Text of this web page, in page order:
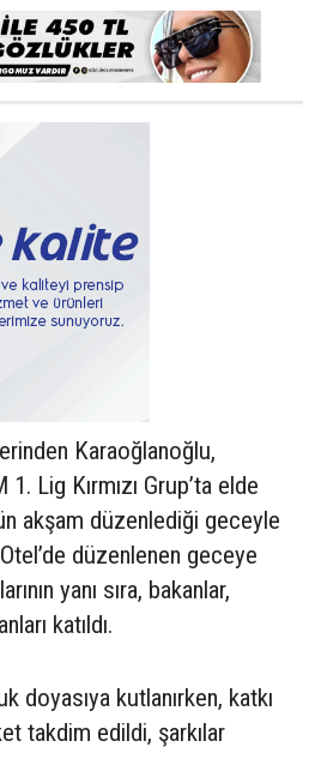
Karaoğlanoğlu,
Lig Kırmızı Grup’ta elde
akşam düzenlediği geceyle
düzenlenen geceye
yanı sıra, bakanlar,
katıldı.
doyasıya kutlanırken, katkı
takdim edildi, şarkılar